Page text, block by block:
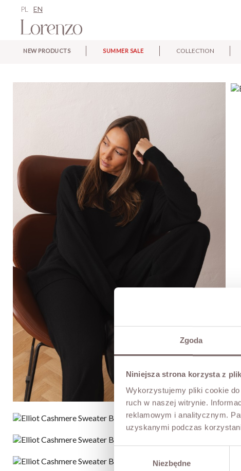
Zgoda
Niniejsza strona korzysta z
Wykorzystujemy pliki cookie
ruch w naszej witrynie.
reklamowym i analitycznym.
uzyskanymi podczas
Niezbędne
PL EN
NEW PRODUCTS SUMMER SALE COLLECTION